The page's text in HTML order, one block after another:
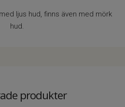
ljus hud, finns även med mörk
hud.
produkter